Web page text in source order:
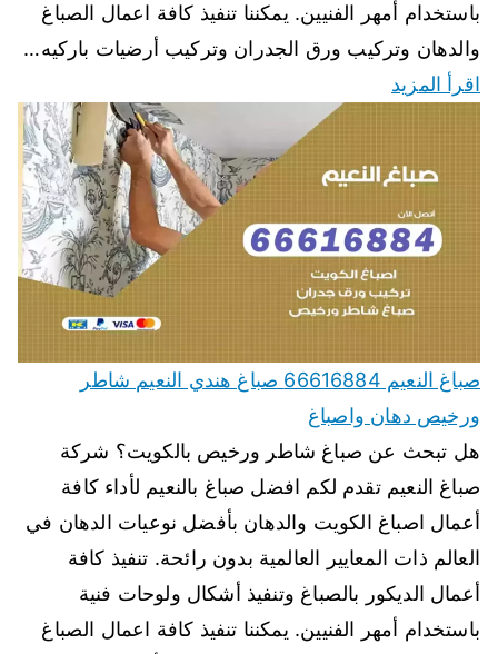
باستخدام أمهر الفنيين. يمكننا تنفيذ كافة اعمال الصباغ
والدهان وتركيب ورق الجدران وتركيب أرضيات باركيه…
اقرأ المزيد
صباغ النعيم 66616884 صباغ هندي النعيم شاطر
ورخيص دهان واصباغ
هل تبحث عن صباغ شاطر ورخيص بالكويت؟ شركة
صباغ النعيم تقدم لكم افضل صباغ بالنعيم لأداء كافة
أعمال اصباغ الكويت والدهان بأفضل نوعيات الدهان في
العالم ذات المعايير العالمية بدون رائحة. تنفيذ كافة
أعمال الديكور بالصباغ وتنفيذ أشكال ولوحات فنية
باستخدام أمهر الفنيين. يمكننا تنفيذ كافة اعمال الصباغ